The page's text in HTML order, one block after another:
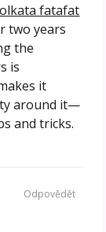
fatafat
two years
the
is
it
around it—
and tricks.
Odpovědět